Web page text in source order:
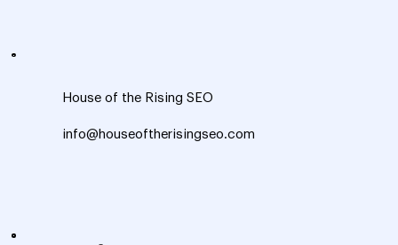
House of the Rising SEO
info@houseoftherisingseo.com